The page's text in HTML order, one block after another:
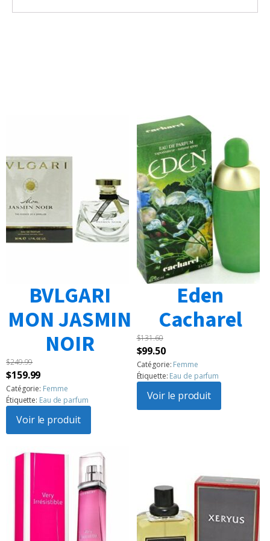
BVLGARI
MON JASMIN
NOIR
$249.99
Le
prix
initial
était :
$249.99.
$159.99Le
prix
actuel
est :
$159.99.
Catégorie: Femme
Étiquette: Eau de parfum
Voir le produit
Eden
Cacharel
$131.60
Le
prix
initial
était :
$131.60.
$99.50Le
prix
actuel
est :
$99.50.
Catégorie: Femme
Étiquette: Eau de parfum
Voir le produit